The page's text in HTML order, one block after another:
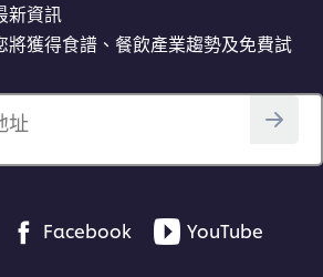
新資訊
將獲得食譜、餐飲產業趨勢及免費試
址
Facebook YouTube